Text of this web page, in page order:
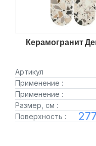
Керамогранит
Артикул
Применение :
Применение :
Размер, см :
Поверхность :